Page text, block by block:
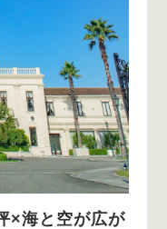
×海と空が広が